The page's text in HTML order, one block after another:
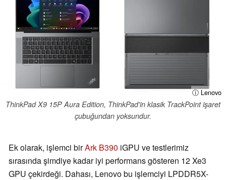
ⓘ Lenovo
ThinkPad X9 15P Aura Edition, ThinkPad'in klasik TrackPoint işaret
çubuğundan yoksundur.
Ek olarak, işlemci birArk B390 iGPU ve testlerimiz
sırasında şimdiye kadar iyi performans gösteren 12 Xe3
GPU çekirdeği. Dahası, Lenovo bu işlemciyi LPDDR5X-